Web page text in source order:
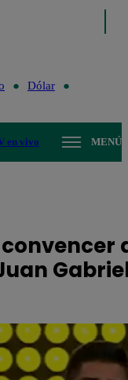
Dólar
en vivo MENÚ